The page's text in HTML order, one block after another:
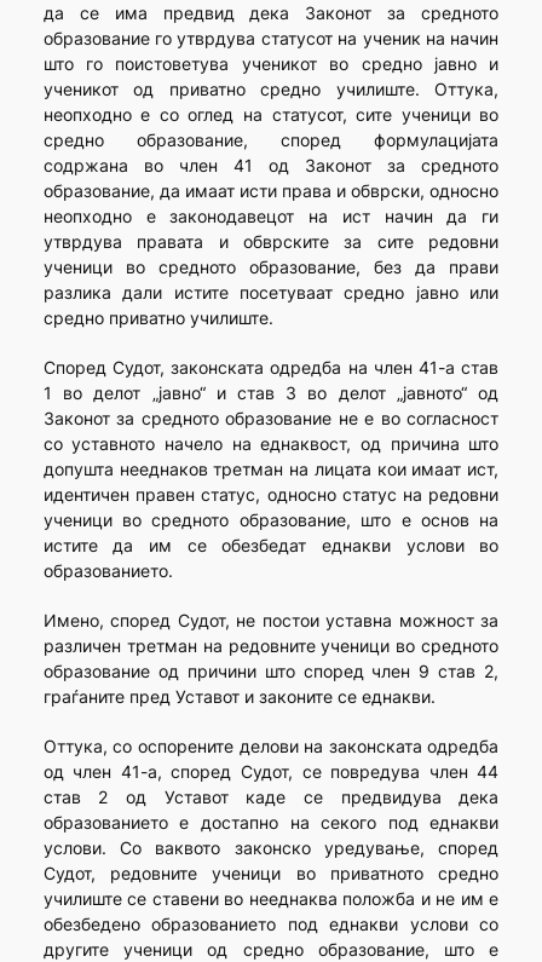
да се има предвид дека Законот за средното
образование го утврдува статусот на ученик на начин
што го поистоветува ученикот во средно јавно и
ученикот од приватно средно училиште. Оттука,
неопходно е со оглед на статусот, сите ученици во
средно образование, според формулацијата
содржана во член 41 од Законот за средното
образование, да имаат исти права и обврски, односно
неопходно е законодавецот на ист начин да ги
утврдува правата и обврските за сите редовни
ученици во средното образование, без да прави
разлика дали истите посетуваат средно јавно или
средно приватно училиште.
Според Судот, законската одредба на член 41-а став
1 во делот „јавно“ и став 3 во делот „јавното“ од
Законот за средното образование не е во согласност
со уставното начело на еднаквост, од причина што
допушта нееднаков третман на лицата кои имаат ист,
идентичен правен статус, односно статус на редовни
ученици во средното образование, што е основ на
истите да им се обезбедат еднакви услови во
образованието.
Имено, според Судот, не постои уставна можност за
различен третман на редовните ученици во средното
образование од причини што според член 9 став 2,
граѓаните пред Уставот и законите се еднакви.
Оттука, со оспорените делови на законската одредба
од член 41-а, според Судот, се повредува член 44
став 2 од Уставот каде се предвидува дека
образованието е достапно на секого под еднакви
услови. Со ваквото законско уредување, според
Судот, редовните ученици во приватното средно
училиште се ставени во нееднаква положба и не им е
обезбедено образованието под еднакви услови со
другите ученици од средно образование, што е